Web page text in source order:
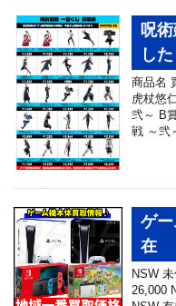
呪
し
商品名
虎杖悠
弐～ B
戦 ～弐
ゲ
在
NSW
26,000